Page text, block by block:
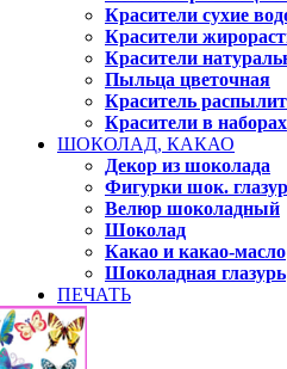
Красители сухие
Красители
Красители
Пыльца цветочная
Краситель
Красители в наборах
ШОКОЛАД, КАКАО
Декор из шоколада
Фигурки шок.
Велюр шоколадный
Шоколад
Какао и какао-масло
Шоколадная глазурь
ПЕЧАТЬ